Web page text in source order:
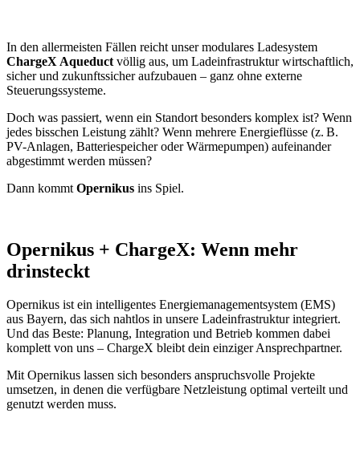
In den allermeisten Fällen reicht unser modulares Ladesystem
ChargeX Aqueduct völlig aus, um Ladeinfrastruktur wirtschaftlich,
sicher und zukunftssicher aufzubauen – ganz ohne externe
Steuerungssysteme.
Doch was passiert, wenn ein Standort besonders komplex ist? Wenn
jedes bisschen Leistung zählt? Wenn mehrere Energieflüsse (z. B.
PV-Anlagen, Batteriespeicher oder Wärmepumpen) aufeinander
abgestimmt werden müssen?
Dann kommt Opernikus ins Spiel.
Opernikus + ChargeX: Wenn mehr
drinsteckt
Opernikus ist ein intelligentes Energiemanagementsystem (EMS)
aus Bayern, das sich nahtlos in unsere Ladeinfrastruktur integriert.
Und das Beste: Planung, Integration und Betrieb kommen dabei
komplett von uns – ChargeX bleibt dein einziger Ansprechpartner.
Mit Opernikus lassen sich besonders anspruchsvolle Projekte
umsetzen, in denen die verfügbare Netzleistung optimal verteilt und
genutzt werden muss.